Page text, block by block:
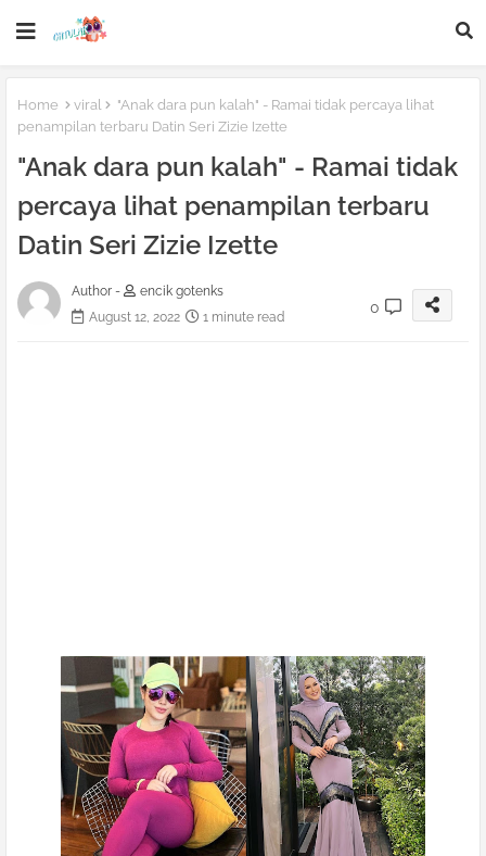
Home viral
"Anak dara pun kalah" - Ramai tidak percaya lihat
penampilan terbaru Datin Seri Zizie Izette
"Anak dara pun kalah" - Ramai tidak
percaya lihat penampilan terbaru
Datin Seri Zizie Izette
Author -
encik gotenks
August 12, 2022
1 minute read
0